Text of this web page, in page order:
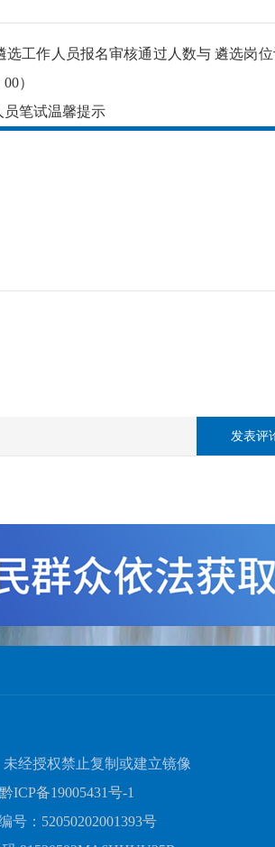
工作人员报名审核通过人数与 遴选岗位
）
员笔试温馨提示
发表评
经授权禁止复制或建立镜像
黔ICP备19005431号-1
号： 52050202001393号